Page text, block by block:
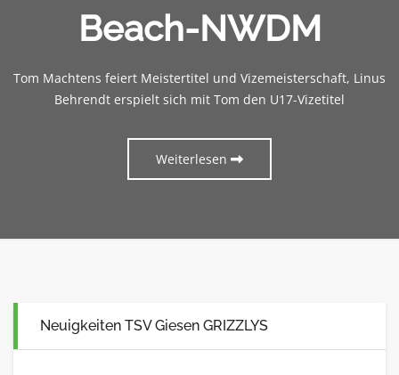
Beach-NWDM
Tom Machtens feiert Meistertitel und Vizemeisterschaft, Linus
Behrendt erspielt sich mit Tom den U17-Vizetitel
Weiterlesen
Neuigkeiten TSV Giesen GRIZZLYS